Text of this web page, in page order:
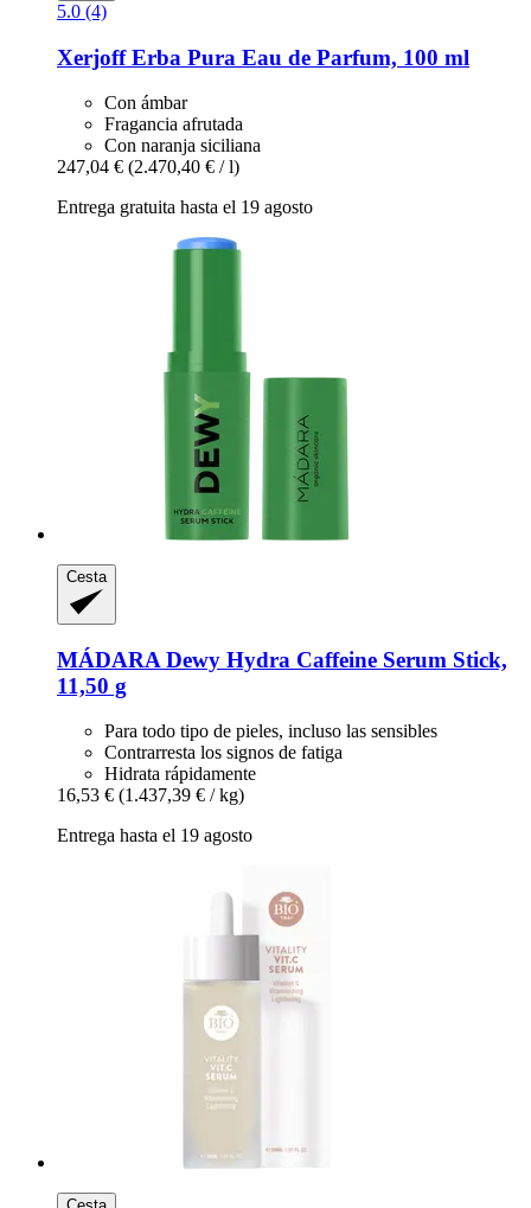
5.0 (4)
XerjoffErba Pura Eau de Parfum, 100 ml
Con ámbar
Fragancia afrutada
Con naranja siciliana
247,04 € (2.470,40 € / l)
Entrega gratuita hasta el 19 agosto
Cesta
MÁDARA Dewy Hydra Caffeine Serum Stick,
11,50 g
Para todo tipo de pieles, incluso las sensibles
Contrarresta los signos de fatiga
Hidrata rápidamente
16,53 € (1.437,39 € / kg)
Entrega hasta el 19 agosto